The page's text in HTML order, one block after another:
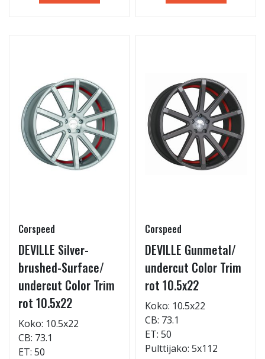
Corspeed
DEVILLE Silver-
brushed-Surface/
undercut Color Trim
rot 10.5x22
Koko: 10.5x22
CB: 73.1
ET: 50
Corspeed
DEVILLE Gunmetal/
undercut Color Trim
rot 10.5x22
Koko: 10.5x22
CB: 73.1
ET: 50
Pulttijako: 5x112